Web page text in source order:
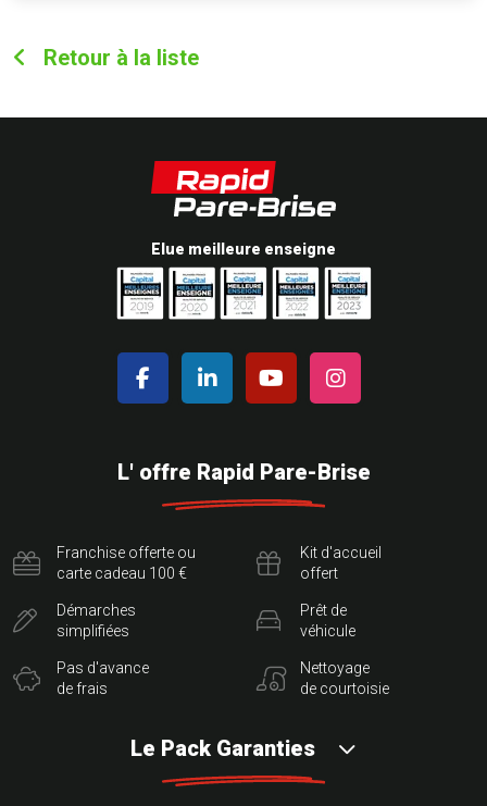
Retour à la liste
Elue meilleure enseigne
L' offre Rapid Pare-Brise
Franchise offerte ou
carte cadeau 100 €
Démarches
simplifiées
Pas d'avance
de frais
Kit d'accueil
offert
Prêt de
véhicule
Nettoyage
de courtoisie
Le Pack Garanties